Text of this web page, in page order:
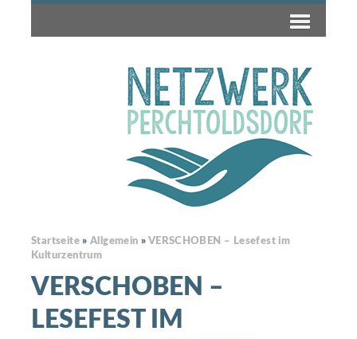
Startseite » Allgemein » VERSCHOBEN – Lesefest im
Kulturzentrum
VERSCHOBEN –
LESEFEST IM